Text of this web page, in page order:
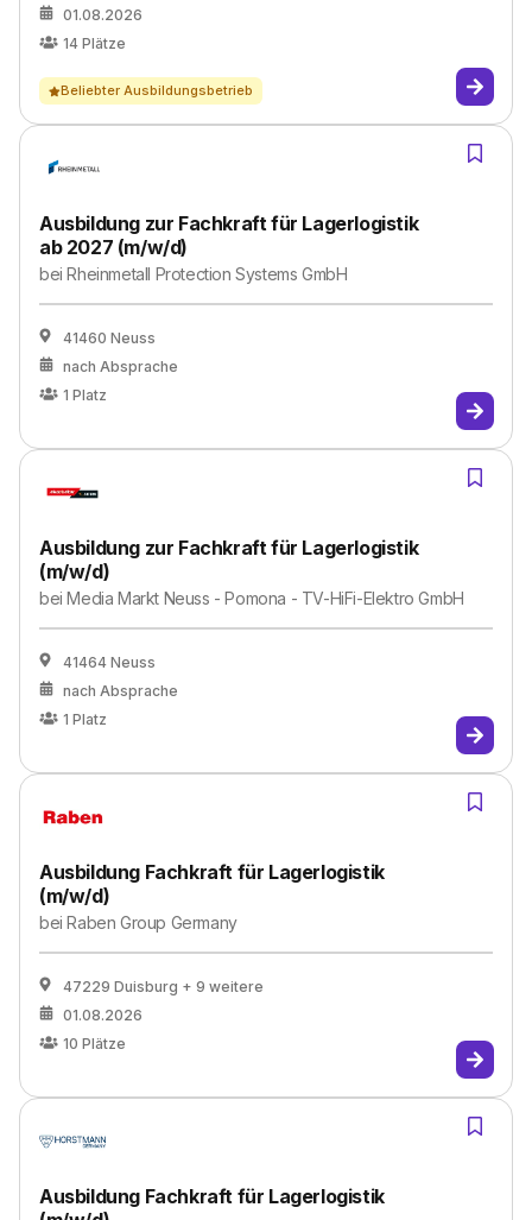
01.08.2026
14 Plätze
Beliebter Ausbildungsbetrieb
Ausbildung zur Fachkraft für Lagerlogistik
ab 2027 (m/w/d)
beiRheinmetall Protection Systems GmbH
41460 Neuss
nach Absprache
1 Platz
Ausbildung zur Fachkraft für Lagerlogistik
(m/w/d)
beiMedia Markt Neuss - Pomona - TV-HiFi-Elektro GmbH
41464 Neuss
nach Absprache
1 Platz
Ausbildung Fachkraft für Lagerlogistik
(m/w/d)
beiRaben Group Germany
47229 Duisburg + 9 weitere
01.08.2026
10 Plätze
Ausbildung Fachkraft für Lagerlogistik